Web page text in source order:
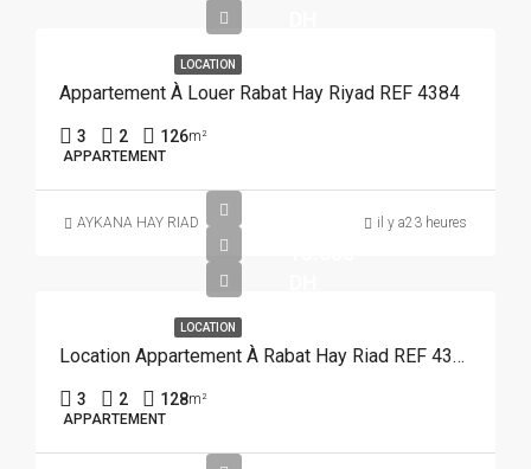
LOCATION
Appartement À Louer Rabat Hay Riyad REF 4384
3 2 126m²
APPARTEMENT
AYKANA HAY RIAD il y a23 heures
LOCATION
Location Appartement À Rabat Hay Riad REF 4383
3 2 128m²
APPARTEMENT